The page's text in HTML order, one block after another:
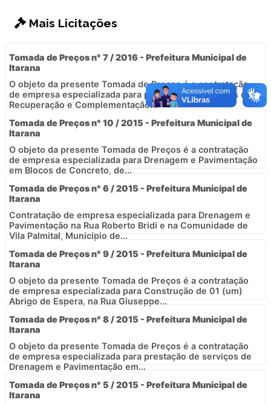
Mais Licitações
Tomada de Preços n° 7 / 2016 - Prefeitura Municipal de
Itarana
O objeto da presente Tomada de Preços é a contratação
de empresa especializada para prestação de serviços de
Recuperação e Complementação...
Tomada de Preços n° 10 / 2015 - Prefeitura Municipal de
Itarana
O objeto da presente Tomada de Preços é a contratação
de empresa especializada para Drenagem e Pavimentação
em Blocos de Concreto, de...
Tomada de Preços n° 6 / 2015 - Prefeitura Municipal de
Itarana
Contratação de empresa especializada para Drenagem e
Pavimentação na Rua Roberto Bridi e na Comunidade de
Vila Palmital, Município de...
Tomada de Preços n° 9 / 2015 - Prefeitura Municipal de
Itarana
O objeto da presente Tomada de Preços é a contratação
de empresa especializada para Construção de 01 (um)
Abrigo de Espera, na Rua Giuseppe...
Tomada de Preços n° 8 / 2015 - Prefeitura Municipal de
Itarana
O objeto da presente Tomada de Preços é a contratação
de empresa especializada para prestação de serviços de
Drenagem e Pavimentação em...
Tomada de Preços n° 5 / 2015 - Prefeitura Municipal de
Itarana